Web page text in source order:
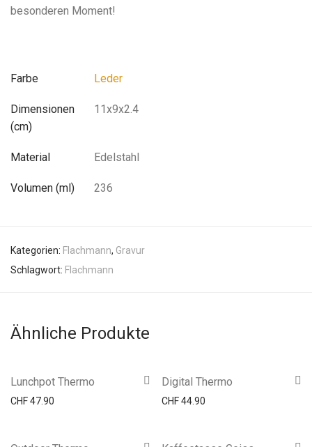
besonderen Moment!
Farbe Leder
Dimensionen
(cm)
11x9x2.4
Material Edelstahl
Volumen (ml) 236
Kategorien: Flachmann, Gravur
Schlagwort: Flachmann
Ähnliche Produkte
Lunchpot Thermo
CHF47.90
Digital Thermo
CHF44.90